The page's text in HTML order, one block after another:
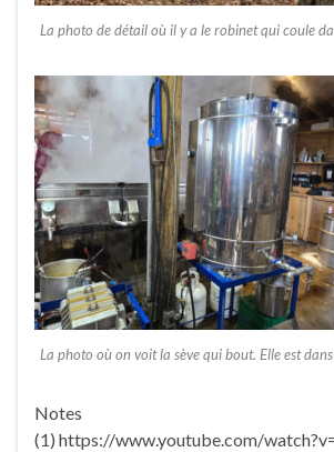
La photo de détail où il y a le robinet qui coule
La photo où on voit la sève qui bout. Elle est
Notes
(1) https://www.youtube.com/